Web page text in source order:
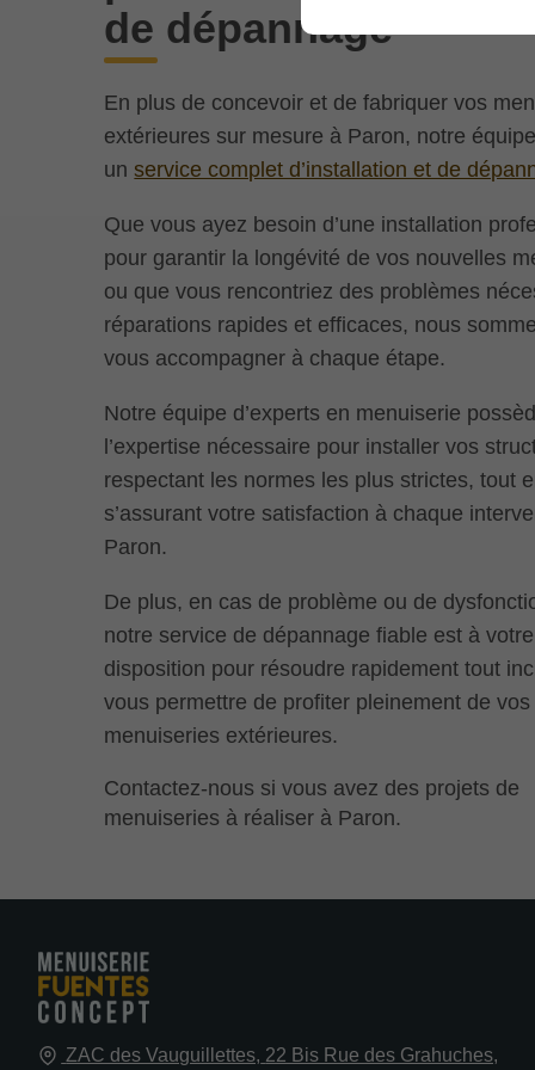
de dépannage
En plus de concevoir et de fabriquer vos
extérieures sur mesure à Paron, notre
un service complet d’installation et de
Que vous ayez besoin d’une installation
pour garantir la longévité de vos nouvelles
ou que vous rencontriez des problèmes
réparations rapides et efficaces, nous
vous accompagner à chaque étape.
Notre équipe d’experts en menuiserie
l’expertise nécessaire pour installer vos
respectant les normes les plus strictes, tout
s’assurant votre satisfaction à chaque
Paron.
De plus, en cas de problème ou de
notre service de dépannage fiable est à votre
disposition pour résoudre rapidement tout
vous permettre de profiter pleinement de vos
menuiseries extérieures.
Contactez-nous si vous avez des projets de
menuiseries à réaliser à Paron.
ZAC des Vauguillettes, 22 Bis Rue des Grahuches,